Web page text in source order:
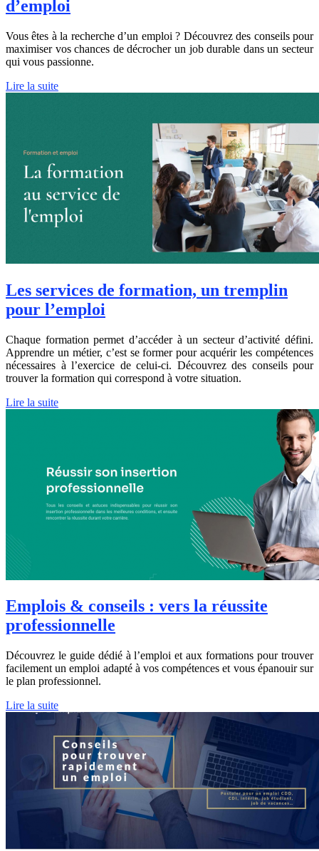
d’emploi
Vous êtes à la recherche d’un emploi ? Découvrez des conseils pour
maximiser vos chances de décrocher un job durable dans un secteur
qui vous passionne.
Lire la suite
Les services de formation, un tremplin
pour l’emploi
Chaque formation permet d’accéder à un secteur d’activité défini.
Apprendre un métier, c’est se former pour acquérir les compétences
nécessaires à l’exercice de celui-ci. Découvrez des conseils pour
trouver la formation qui correspond à votre situation.
Lire la suite
Emplois & conseils : vers la réussite
professionnelle
Découvrez le guide dédié à l’emploi et aux formations pour trouver
facilement un emploi adapté à vos compétences et vous épanouir sur
le plan professionnel.
Lire la suite